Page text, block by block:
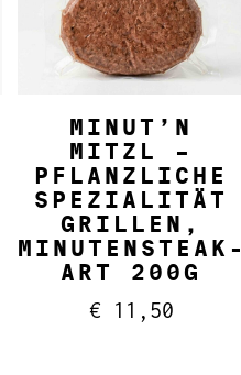
IN DEN WARENKORB
MINUT’N
MITZL –
PFLANZLICHE
SPEZIALITÄT
GRILLEN,
MINUTENSTEAK-
ART 200G
€ 11,50